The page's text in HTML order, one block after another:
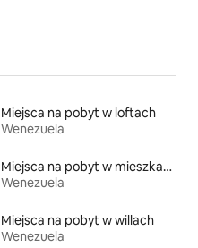
Miejsca na pobyt w loftach
Wenezuela
Miejsca na pobyt w mieszkaniach typu condo
Wenezuela
Miejsca na pobyt w willach
Wenezuela